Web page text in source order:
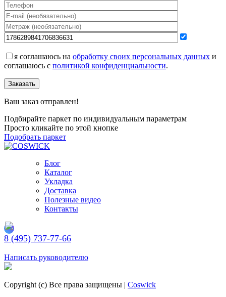
я соглашаюсь на обработку своих персональных данных и
соглашаюсь с политикой конфиденциальности.
Заказать
Ваш заказ отправлен!
Подбирайте паркет по индивидуальным параметрам
Просто кликайте по этой кнопке
Подобрать паркет
Блог
Каталог
Укладка
Доставка
Полезные видео
Контакты
8 (495) 737-77-66
Написать руководителю
Copyright (c) Все права защищены | Coswick